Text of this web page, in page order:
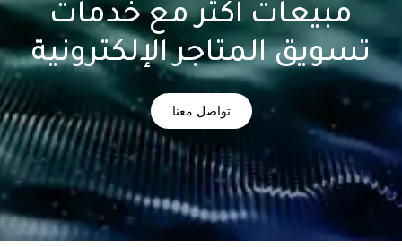
مبيعات اكثر مع خدمات
تسويق المتاجر الإلكترونية
تواصل معنا